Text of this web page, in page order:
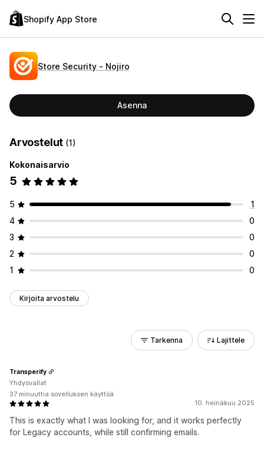
Shopify App Store
Store Security ‑ Nojiro
Asenna
Arvostelut (1)
Kokonaisarvio
5
5
1
4
0
3
0
2
0
1
0
Kirjoita arvostelu
Tarkenna Lajittele
10. heinäkuu 2025
This is exactly what I was looking for, and it works perfectly
for Legacy accounts, while still confirming emails.
Transperify
Yhdysvallat
37 minuuttia sovelluksen käyttöä